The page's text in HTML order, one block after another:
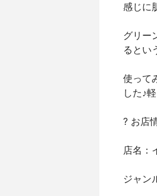
感じに
グリー
るとい
使って
した♪
? お店
店名：
ジャン